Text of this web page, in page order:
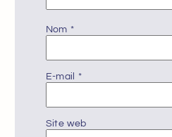
Nom*
E-mail *
Site web